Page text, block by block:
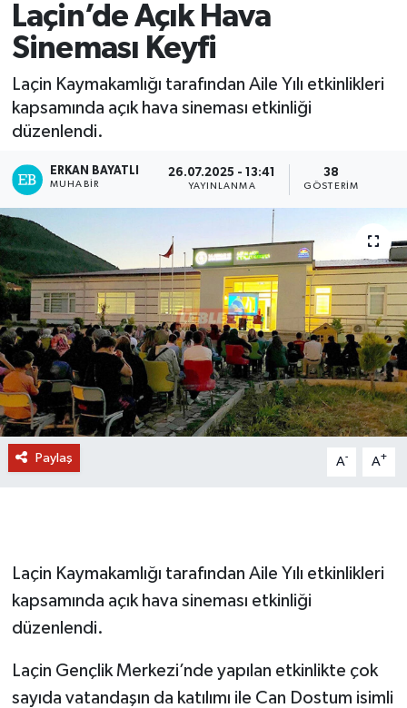
Laçin’de Açık Hava
Sineması Keyfi
Laçin Kaymakamlığı tarafından Aile Yılı etkinlikleri
kapsamında açık hava sineması etkinliği
düzenlendi.
ERKAN BAYATLI
MUHABIR
26.07.2025 - 13:41
YAYINLANMA
38
GÖSTERIM
Paylaş A- A+
Laçin Kaymakamlığı tarafından Aile Yılı etkinlikleri
kapsamında açık hava sineması etkinliği
düzenlendi.
Laçin Gençlik Merkezi’nde yapılan etkinlikte çok
sayıda vatandaşın da katılımı ile Can Dostum isimli